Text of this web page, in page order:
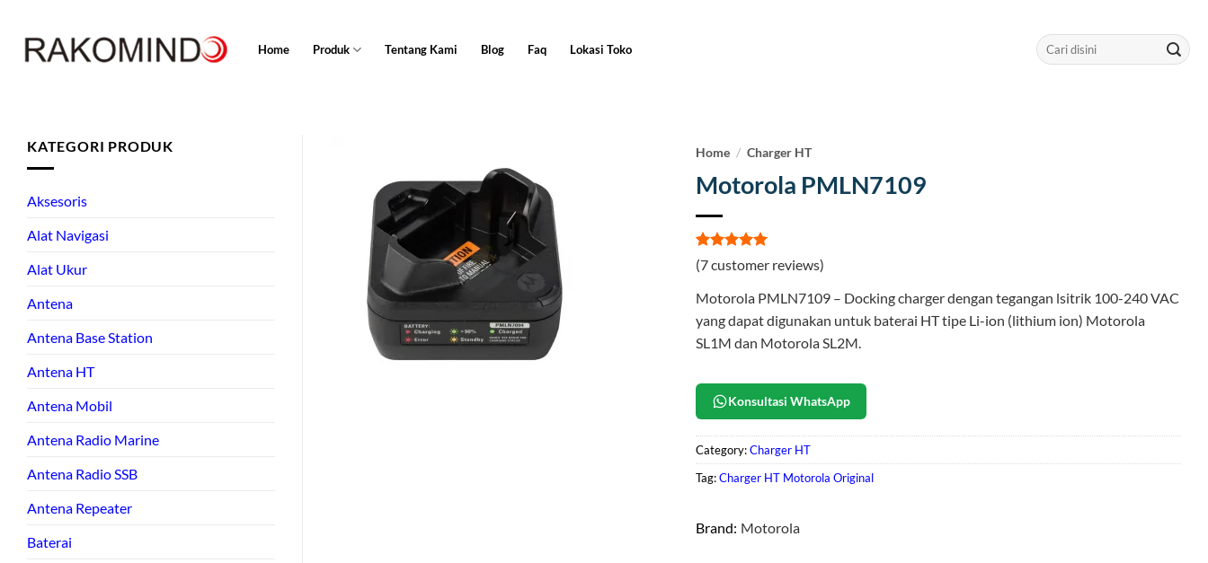
content
Home Produk Tentang Kami Blog Faq Lokasi Toko
Search
for:
KATEGORI PRODUK
Aksesoris
Alat Navigasi
Alat Ukur
Antena
Antena Base Station
Antena HT
Antena Mobil
Antena Radio Marine
Antena Radio SSB
Antena Repeater
Baterai
Home / Charger HT
Motorola PMLN7109
Rated5
out of 5
7
customer
ratings
(7customer reviews)
Motorola PMLN7109 – Docking charger dengan tegangan lsitrik 100-240 VAC
yang dapat digunakan untuk baterai HT tipe Li-ion (lithium ion) Motorola
SL1M dan Motorola SL2M.
Konsultasi WhatsApp
Category:Charger HT
Tag:Charger HT Motorola Original
Brand: Motorola